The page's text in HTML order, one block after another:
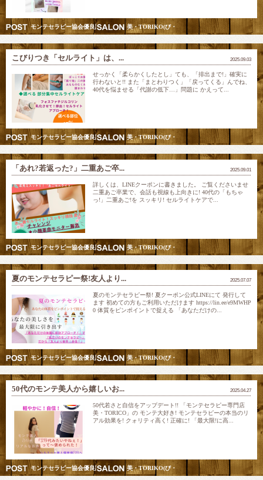
モンテセラピー協会優良認定スクール講師&五行美巡り調律師美・TORIKO(び・とりこ) 愛されリフト美人モン
2025.09.03
こびりつき「セルライト」は、...
せっかく「柔らかくしたとし」ても、「排出まで!」確実に
行わないと!! また「まとわりつく」「戻ってくる」んでね、
40代を悩ませる「代謝の低下…」問題に かえって...
モンテセラピー協会優良認定スクール講師&五行美巡り調律師美・TORIKO(び・とりこ) 愛されリフト美人モン
2025.09.01
「あれ?若返った?」二重あご卒...
詳しくは、LINEクーポンに書きました。 ご覧くださいませ
二重あご卒業で、会話も視線も上向きに! 40代の「もちゃ
っ!」二重あご!を スッキリ! セルライトケアで...
モンテセラピー協会優良認定スクール講師&五行美巡り調律師美・TORIKO(び・とりこ) 愛されリフト美人モン
2025.07.07
夏のモンテセラピー祭!友人より...
夏のモンテセラピー祭! 夏クーポン公式LINEにて 発行して
ます 初めての方もご利用いただけます https://lin.ee/e9MWHP
0 体質をピンポイントで捉える 「あなただけの...
モンテセラピー協会優良認定スクール講師&五行美巡り調律師美・TORIKO(び・とりこ) 愛されリフト美人モン
2025.04.27
50代のモンテ美人から嬉しいお...
50代若さと自信をアップデート!! 「モンテセラピー専門店
美・TORICO」の モンテ大好き! モンテセラピーの本当のリ
アル効果を! クォリティ高く! 正確に! 「最大限!に高...
モンテセラピー協会優良認定スクール講師&五行美巡り調律師美・TORIKO(び・とりこ) 愛されリフト美人モン